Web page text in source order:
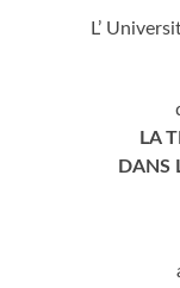
L’
LA
DANS